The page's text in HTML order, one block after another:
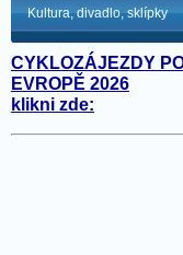
Kultura, divadlo, sklípky
CYKLOZÁJEZDY
EVROPĚ 2026
klikni zde: